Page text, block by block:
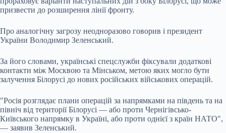
призвести до розширення лінії фронту.
Про аналогічну загрозу неодноразово говорив і президент
України Володимир Зеленський.
За його словами, українські спецслужби фіксували додаткові
контакти між Москвою та Мінськом, метою яких могло бути
залучення Білорусі до нових російських військових операцій.
"Росія розглядає плани операцій за напрямками на південь та на
північ від території Білорусі — або проти Чернігівсько-
Київського напрямку в Україні, або проти однієї з країн НАТО",
— заявив Зеленський.